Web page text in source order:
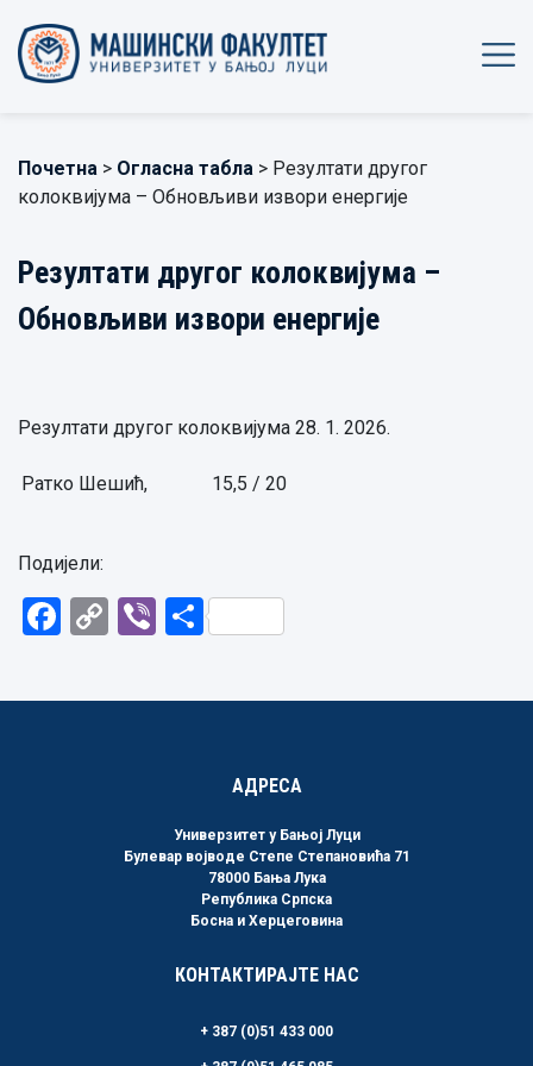
Почетна > Огласна табла > Резултати другог
колоквијума – Обновљиви извори енергије
Резултати другог колоквијума –
Обновљиви извори енергије
Резултати другог колоквијума 28. 1. 2026.
Ратко Шешић, 15,5 / 20
Подијели:
Facebook
CopyViberShare
АДРЕСА
Универзитет у Бањој Луци
Булевар војводе Степе Степановића 71
78000 Бања Лука
Република Српска
Босна и Херцеговина
КОНТАКТИРАЈТЕ НАС
+ 387 (0)51 433 000